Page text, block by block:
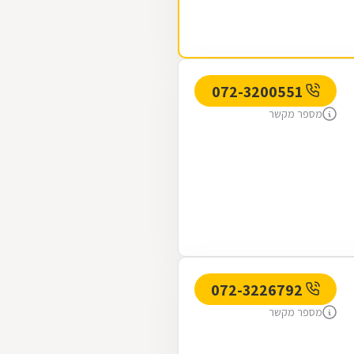
מספר מקשר
מספר מקשר